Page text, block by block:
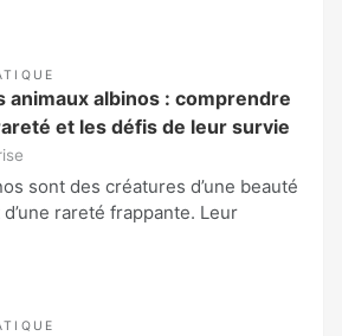
animaux albinos : comprendre
et les défis de leur survie
sont des créatures d’une beauté
rareté frappante. Leur